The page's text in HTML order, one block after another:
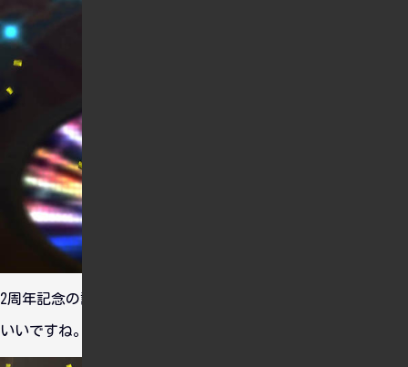
2周年記念の記念衣装でスクショを撮ってみましたけど、これ
いいですね。